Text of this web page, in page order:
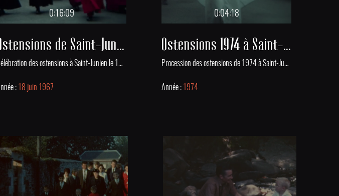
0:16:09
Ostensions de Saint-Junien, 1967
Célébration des ostensions à Saint-Junien le 18 juin 1967 : rues décorées et départ du cortège. En 994 en Limousin une épidémie due à l’ergot de seigle fit de nombreuses victimes. Vécu comme un châtiment divin, ce qu’on appela le mal des ardents amena en dernier recours le clergé à sortir des reliques des saints pour chasser la maladie. Ces ostensions sont devenues une tradition religieuse et populaire ancrée dans l’histoire du Limousin. Les ostensions se tiennent tous les 7 ans à Limoges et dans plus d'une quinzaine de communes environnantes, dans la Haute-Vienne, mais aussi en Creuse, Charente et dans la Vienne.
:18 juin 1967
0:04:18
Ostensions 1974 à Saint-Junien
Procession des ostensions de 1974 à Saint-Junien. En 994 en Limousin une épidémie due à l’ergot de seigle fit de nombreuses victimes. Vécu comme un châtiment divin, ce qu’on appela le mal des ardents amena en dernier recours le clergé à sortir des reliques des saints pour chasser la maladie. Ces ostensions sont devenues une tradition religieuse et populaire ancrée dans l’histoire du Limousin. Les ostensions se tiennent tous les 7 ans à Limoges et dans plus d'une quinzaine de communes environnantes, dans la Haute-Vienne, mais aussi en Creuse, Charente et dans la Vienne.
Année :1974